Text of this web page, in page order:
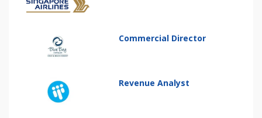
Commercial Director
Revenue Analyst